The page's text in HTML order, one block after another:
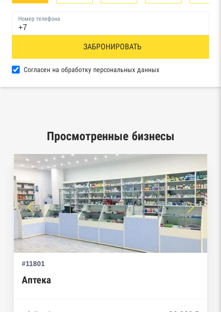
банкротстве физических лиц
Реестр товарных знаков и знаков обслуживания
Роспатента
Росздравнадзор, Рособрнадзор, Роскомнадзор,
Роспотребнадзор, Росприроднадзор,
Ростехнадзор
Реестр плановых проверок Реестр
недобросовестных поставщиков
Реестры особых адресов ФНС
Реестр дисквалифицированных лиц
Реестр заключенных госконтрактов
Номер телефона
ЗАБРОНИРОВАТЬ
Согласен на обработку персональных данных
Просмотренные бизнесы
#11801
Аптека